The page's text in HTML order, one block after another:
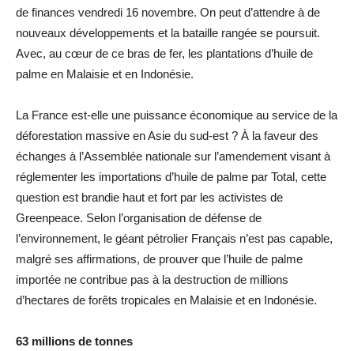
de finances vendredi 16 novembre. On peut d’attendre à de
nouveaux développements et la bataille rangée se poursuit.
Avec, au cœur de ce bras de fer, les plantations d’huile de
palme en Malaisie et en Indonésie.
La France est-elle une puissance économique au service de la
déforestation massive en Asie du sud-est ? À la faveur des
échanges à l’Assemblée nationale sur l’amendement visant à
réglementer les importations d’huile de palme par Total, cette
question est brandie haut et fort par les activistes de
Greenpeace. Selon l’organisation de défense de
l’environnement, le géant pétrolier Français n’est pas capable,
malgré ses affirmations, de prouver que l’huile de palme
importée ne contribue pas à la destruction de millions
d’hectares de forêts tropicales en Malaisie et en Indonésie.
63 millions de tonnes